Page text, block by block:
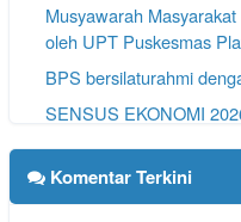
Musyawarah
oleh UPT Puskesmas
BPS bersilaturahmi
SENSUS EKONOMI
Komentar Terkini